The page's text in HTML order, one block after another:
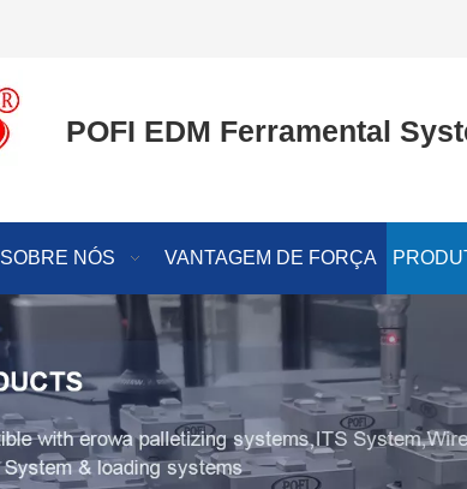
POFI EDM Ferramental
SOBRE NÓS VANTAGEM DE FORÇA